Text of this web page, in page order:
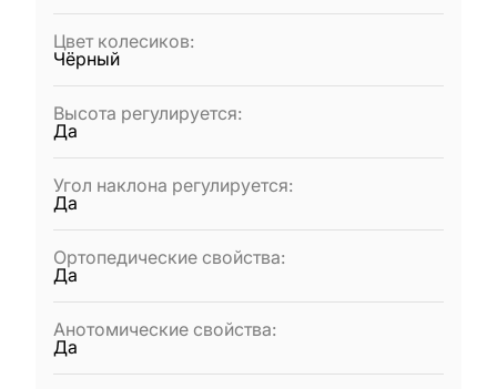
Цвет колесиков:
Чёрный
Высота регулируется:
Да
Угол наклона регулируется:
Да
Ортопедические свойства:
Да
Анотомические свойства:
Да